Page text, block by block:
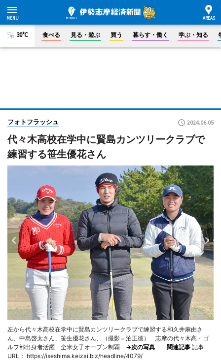
30°C 食べる 見る・遊ぶ 買う 暮らす・働く 学ぶ・知る
フォトフラッシュ 2024.06.05
代々木高校在学中に賢島カンツリークラブで
練習する笹生優花さん
左から代々木高校在学中に賢島カンツリークラブで練習する和久井麻由さ
ん、中島啓太さん、笹生優花さん、（撮影＝泊正徳） 志摩の代々木高・ゴ
ルフ部出身者活躍 全米女子オープン制覇 →次の写真 関連記事 記事
URL： https://iseshima.keizai.biz/headline/4079/